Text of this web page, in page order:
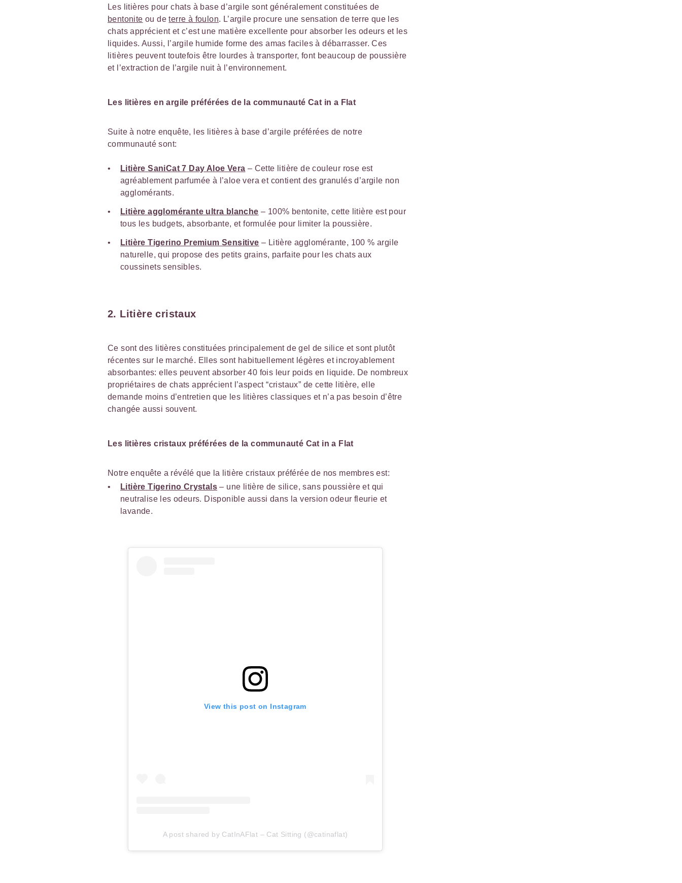
Les litières pour chats à base d’argile sont généralement constituées de
bentonite ou deterre à foulon. L’argile procure une sensation de terre que les
chats apprécient et c’est une matière excellente pour absorber les odeurs et les
liquides. Aussi, l’argile humide forme des amas faciles à débarrasser. Ces
litières peuvent toutefois être lourdes à transporter, font beaucoup de poussière
et l’extraction de l’argile nuit à l’environnement.
Les litières en argile préférées de la communauté Cat in a Flat
Suite à notre enquête, les litières à base d’argile préférées de notre
communauté sont:
Litière SaniCat 7 Day Aloe Vera – Cette litière de couleur rose est
agréablement parfumée à l’aloe vera et contient des granulés d’argile non
agglomérants.
Litière agglomérante ultra blanche – 100% bentonite, cette litière est pour
tous les budgets, absorbante, et formulée pour limiter la poussière.
Litière Tigerino Premium Sensitive – Litière agglomérante, 100 % argile
naturelle, qui propose des petits grains, parfaite pour les chats aux
coussinets sensibles.
2. Litière cristaux
Ce sont des litières constituées principalement de gel de silice et sont plutôt
récentes sur le marché. Elles sont habituellement légères et incroyablement
absorbantes: elles peuvent absorber 40 fois leur poids en liquide. De nombreux
propriétaires de chats apprécient l’aspect “cristaux” de cette litière, elle
demande moins d’entretien que les litières classiques et n’a pas besoin d’être
changée aussi souvent.
Les litières cristaux préférées de la communauté Cat in a Flat
Notre enquête a révélé que la litière cristaux préférée de nos membres est:
Litière Tigerino Crystals – une litière de silice, sans poussière et qui
neutralise les odeurs. Disponible aussi dans la version odeur fleurie et
lavande.
View this post on Instagram
A post shared by CatInAFlat – Cat Sitting (@catinaflat)